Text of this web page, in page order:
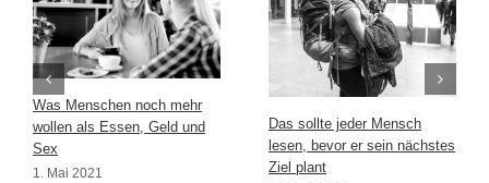
Was Menschen noch mehr
wollen als Essen, Geld und
Sex
1. Mai 2021
Das sollte jeder Mensch
lesen, bevor er sein nächstes
Ziel plant